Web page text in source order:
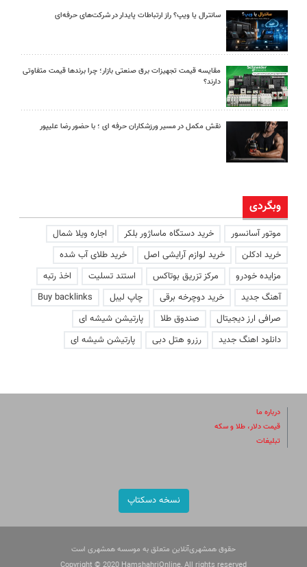
سانترال یا ویپ؟ راز ارتباطات پایدار در شرکت‌های حرفه‌ای
مقایسه قیمت تجهیزات برق صنعتی بازار؛ چرا برندها قیمت متفاوتی
دارند؟
نقش مکمل در مسیر ورزشکاران حرفه ای ؛ با حضور رضا علیپور
وبگردی
موتور آسانسور خرید دستگاه ماساژور بلکر
اجاره ویلا شمال
خرید ادکلن
خرید لوازم آرایشی اصل
خرید طلای آب شده
مزایده خودرو
مرکز تزریق بوتاکس استند تسلیت
اخذ رتبه
آهنگ جدید
خرید دوچرخه برقی چاپ لیبل
Buy backlinks
صرافی ارز دیجیتال
صندوق طلا
پارتیشن شیشه ای
دانلود اهنگ جدید
رزرو هتل دبی پارتیشن شیشه ای
درباره ما
قیمت دلار، طلا و سکه
تبلیغات
نسخه دسکتاپ
حقوق همشهری‌آنلاین متعلق به موسسه همشهری است